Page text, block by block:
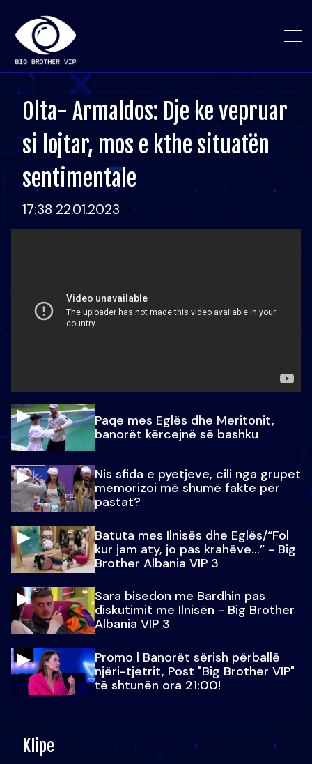
Olta- Armaldos: Dje ke vepruar
si lojtar, mos e kthe situatën
sentimentale
17:38 22.01.2023
Paqe mes Eglës dhe Meritonit,
banorët kërcejnë së bashku
Nis sfida e pyetjeve, cili nga grupet
memorizoi më shumë fakte për
pastat?
Batuta mes Ilnisës dhe Eglës/“Fol
kur jam aty, jo pas krahëve…” - Big
Brother Albania VIP 3
Sara bisedon me Bardhin pas
diskutimit me Ilnisën - Big Brother
Albania VIP 3
Promo l Banorët sërish përballë
njëri-tjetrit, Post "Big Brother VIP"
të shtunën ora 21:00!
Klipe